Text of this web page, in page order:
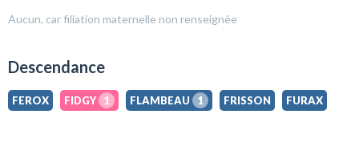
Aucun, car filiation maternelle non renseignée
Descendance
FEROX FIDGY 1 FLAMBEAU 1 FRISSON FURAX